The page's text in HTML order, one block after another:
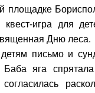
площадке
игра для
Дню леса.
письмо и
яга